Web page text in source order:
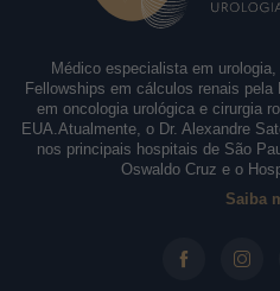
Médico especialista em
Fellowships em cálculos renais
em oncologia urológica e cirurgia
EUA.Atualmente, o Dr. Alexandre
nos principais hospitais de São
Oswaldo Cruz e o
Saiba